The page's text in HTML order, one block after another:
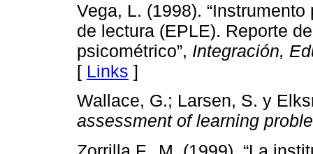
Vega, L. (1998).
de lectura (EPLE). Reporte
psicométrico”, Integración,
[ Links ]
Wallace, G.; Larsen, S. y
assessment of learning